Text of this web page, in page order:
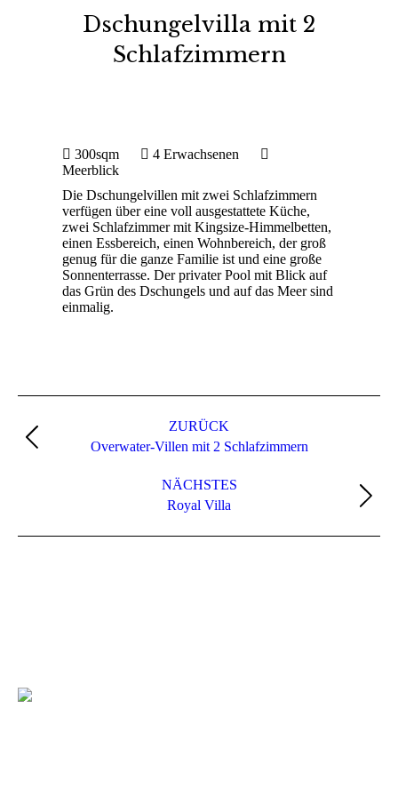
Dschungelvilla mit 2
Schlafzimmern
300sqm
4 Erwachsenen
Meerblick
Die Dschungelvillen mit zwei Schlafzimmern
verfügen über eine voll ausgestattete Küche,
zwei Schlafzimmer mit Kingsize-Himmelbetten,
einen Essbereich, einen Wohnbereich, der groß
genug für die ganze Familie ist und eine große
Sonnenterrasse. Der privater Pool mit Blick auf
das Grün des Dschungels und auf das Meer sind
einmalig.
Navigation
ZURÜCK
Vorheriges
Overwater-Villen mit 2 Schlafzimmern
NÄCHSTES
Nächstes
Royal Villa